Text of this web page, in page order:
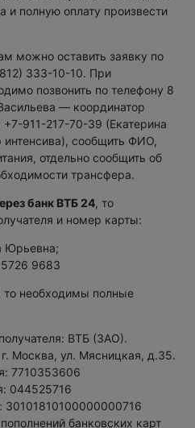
и полную оплату произвести
можно оставить заявку по
333-10-10. При
позвонить по телефону 8
— координатор
+7-911-217-70-39 (Екатерина
интенсива), сообщить ФИО,
отдельно сообщить об
трансфера.
банк ВТБ 24, то
и номер карты:
Юрьевна;
9683
, то необходимы полные
ВТБ (ЗАО).
Москва, ул. Мясницкая, д.35.
7710353606
044525716
30101810100000000716
банковских карт